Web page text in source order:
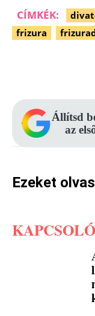
CÍMKÉK:
frizura
Állítsd
az
Ezeket